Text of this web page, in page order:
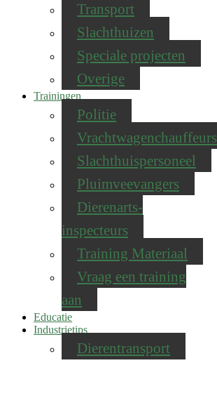
Transport
Slachthuizen
Speciale projecten
Overige
Trainingen
Politie
Vrachtwagenchauffeurs
Slachthuispersoneel
Pluimveevangers
Dierenarts-
inspecteurs
Training Materiaal
Vraag een training
aan
Educatie
Industrietips
Dierentransport